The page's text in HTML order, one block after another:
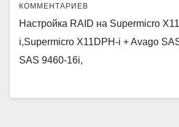
КОММЕНТАРИЕВ
Настройка RAID на Supermicro
i,Supermicro X11DPH-i + Avago
SAS 9460-16i,